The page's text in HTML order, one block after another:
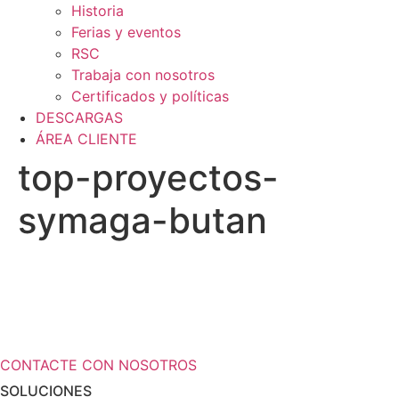
Historia
Ferias y eventos
RSC
Trabaja con nosotros
Certificados y políticas
DESCARGAS
ÁREA CLIENTE
top-proyectos-
symaga-butan
CONTACTE CON NOSOTROS
SOLUCIONES